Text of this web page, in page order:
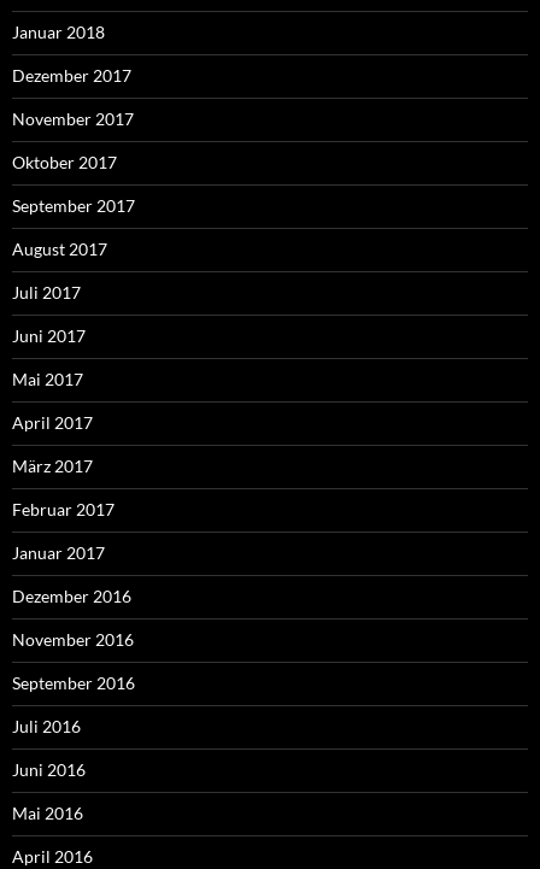
Januar 2018
Dezember 2017
November 2017
Oktober 2017
September 2017
August 2017
Juli 2017
Juni 2017
Mai 2017
April 2017
März 2017
Februar 2017
Januar 2017
Dezember 2016
November 2016
September 2016
Juli 2016
Juni 2016
Mai 2016
April 2016